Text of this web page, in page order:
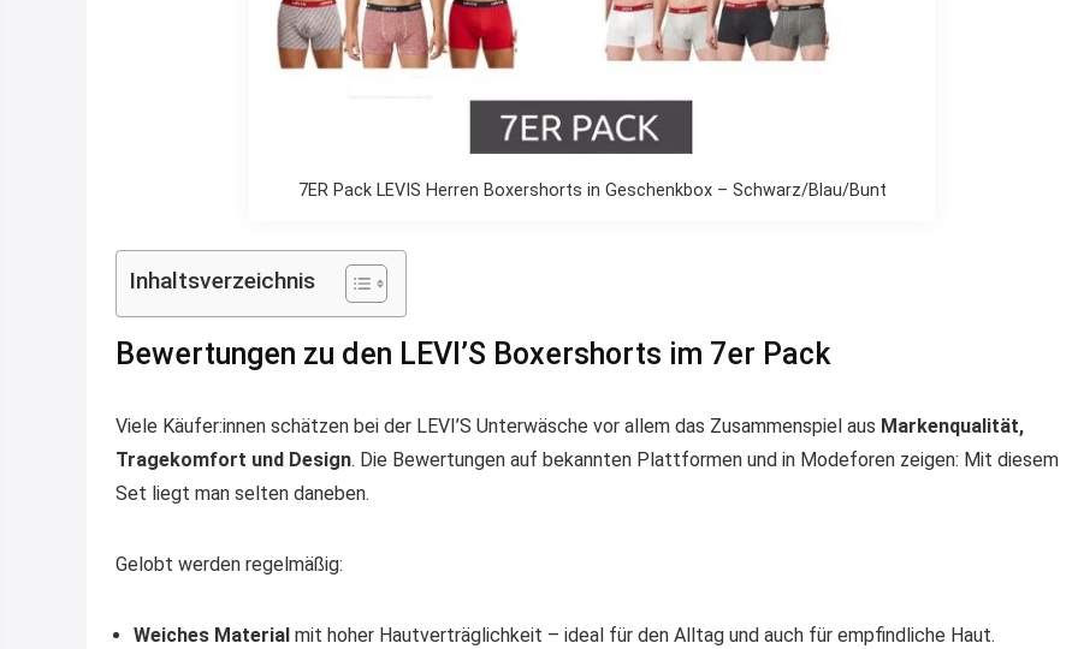
7ER Pack LEVIS Herren Boxershorts in Geschenkbox – Schwarz/Blau/Bunt
Inhaltsverzeichnis
Bewertungen zu den LEVI’S Boxershorts im 7er Pack
Viele Käufer:innen schätzen bei der LEVI’S Unterwäsche vor allem das Zusammenspiel aus Markenqualität,
Tragekomfort und Design. Die Bewertungen auf bekannten Plattformen und in Modeforen zeigen: Mit diesem
Set liegt man selten daneben.
Gelobt werden regelmäßig:
Weiches Material mit hoher Hautverträglichkeit – ideal für den Alltag und auch für empfindliche Haut.